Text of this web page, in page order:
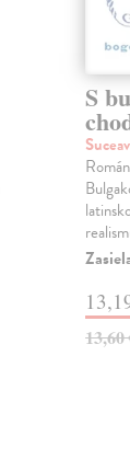
S
13,60